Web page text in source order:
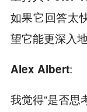
如果它回答太
望它能更深入地
Alex Albert:
我觉得“是否思